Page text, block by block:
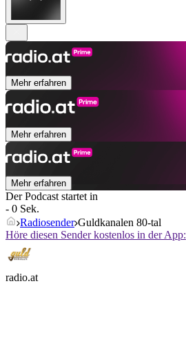
Mehr erfahren
Mehr erfahren
Mehr erfahren
Der Podcast startet in
- 0 Sek.
Radiosender Guldkanalen 80-tal
Höre diesen Sender kostenlos in der App:
radio.at